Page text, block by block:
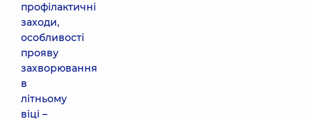
профілактичні
заходи,
особливості
прояву
захворювання
в
літньому
віці –